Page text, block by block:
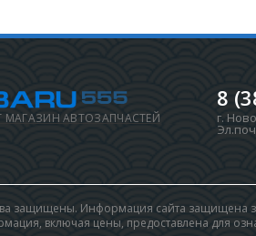
МАГАЗИН АВТОЗАПЧАСТЕЙ
8
г.
защищены. Информация сайта защищена
включая цены, предоставлена для